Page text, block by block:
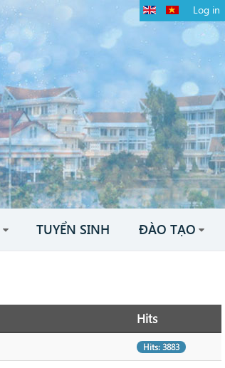
Log in
TUYỂN SINH ĐÀO TẠO
Hits
Hits: 3883